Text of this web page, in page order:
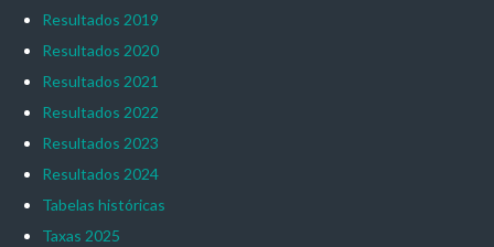
Resultados 2019
Resultados 2020
Resultados 2021
Resultados 2022
Resultados 2023
Resultados 2024
Tabelas históricas
Taxas 2025